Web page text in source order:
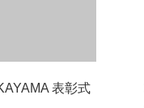
表彰式